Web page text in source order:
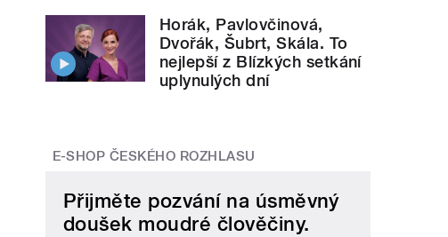
Horák, Pavlovčinová,
Dvořák, Šubrt, Skála. To
nejlepší z Blízkých setkání
uplynulých dní
E-SHOP ČESKÉHO ROZHLASU
Přijměte pozvání na úsměvný
doušek moudré člověčiny.